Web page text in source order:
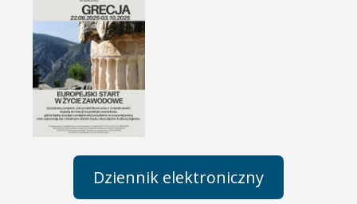
Dziennik elektroniczny